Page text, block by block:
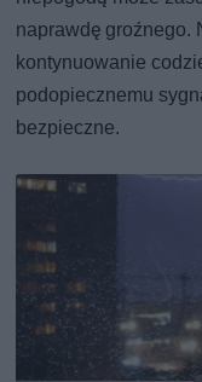
naprawdę groźnego.
kontynuowanie
podopiecznemu
bezpieczne.